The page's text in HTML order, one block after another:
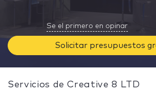
Se el primero en opinar
Solicitar presupuestos
Servicios de Creative 8 LTD